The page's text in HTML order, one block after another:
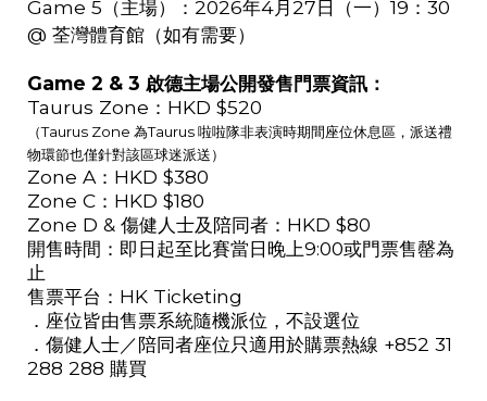
Game 5 （主場）： 2026年4月27日（一） 19 ： 30
@ 荃灣體育館（如有需要）
Game 2 & 3 啟德主場公開發售門票資訊：
Taurus Zone ： HKD $520
（Taurus Zone 為Taurus啦啦隊非表演時期間座位休息區，派送禮
物環節也僅針對該區球迷派送）
Zone A： HKD $380
Zone C ： HKD $180
Zone D & 傷健人士及陪同者： HKD $80
開售時間：即日起至比賽當日晚上9:00或門票售罄為
止
售票平台： HK Ticketing
．座位皆由售票系統隨機派位，不設選位
．傷健人士／陪同者座位只適用於購票熱線 +852 31
288 288 購買